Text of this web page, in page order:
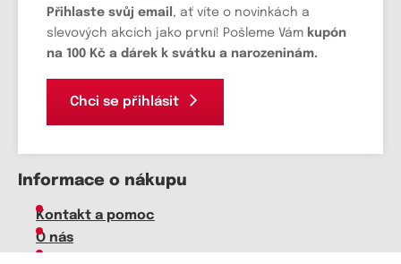
Přihlaste svůj email , ať víte o novinkách a
slevových akcích jako první! Pošleme Vám kupón
na 100 Kč a dárek k svátku a narozeninám.
Chci se přihlásit
Informace o nákupu
Kontakt a pomoc
O nás